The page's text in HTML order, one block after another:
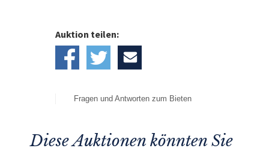
Auktion teilen:
Fragen und Antworten zum Bieten
Diese Auktionen könnten Sie